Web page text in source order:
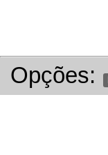
Opções: